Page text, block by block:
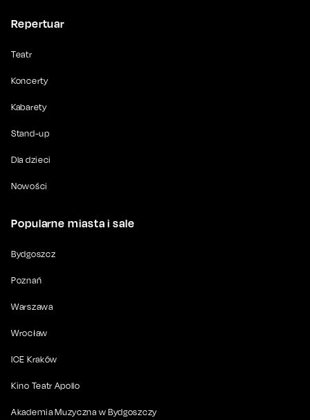
Repertuar
Teatr
Koncerty
Kabarety
Stand-up
Dla dzieci
Nowości
Popularne miasta i sale
Bydgoszcz
Poznań
Warszawa
Wrocław
ICE Kraków
Kino Teatr Apollo
Akademia Muzyczna w Bydgoszczy